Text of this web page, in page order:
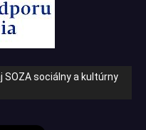
SOZA sociálny a kultúrny